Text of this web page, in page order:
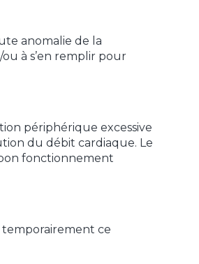
anomalie de la
à s’en remplir pour
périphérique excessive
du débit cardiaque. Le
fonctionnement
temporairement ce